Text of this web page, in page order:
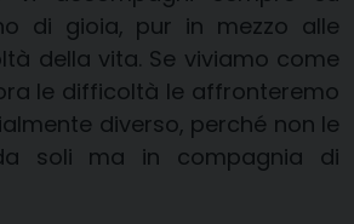
di gioia, pur in mezzo alle
della vita. Se viviamo come
le difficoltà le affronteremo
diverso, perché non le
soli ma in compagnia di